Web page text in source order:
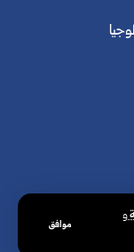
و
موافق